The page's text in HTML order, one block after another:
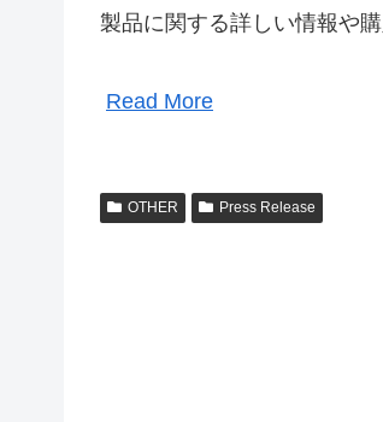
製品に関する詳しい情報や
Read More
OTHER Press Release